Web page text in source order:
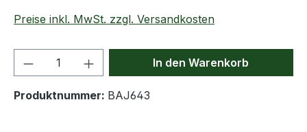
Preise inkl. MwSt. zzgl. Versandkosten
Produkt Anzahl: Gib denIn den Warenkorb
Produktnummer: BAJ643